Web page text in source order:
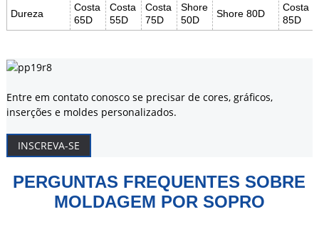
Dureza
Costa
65D
Costa
55D
Costa
75D
Shore
50D
Shore 80D
Costa
85D
Entre em contato conosco se precisar de cores, gráficos,
inserções e moldes personalizados.
INSCREVA-SE
PERGUNTAS FREQUENTES SOBRE
MOLDAGEM POR SOPRO